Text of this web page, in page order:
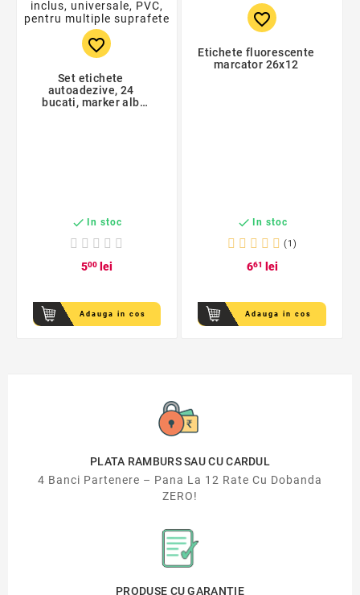
favorite_border
Set etichete
autoadezive, 24
bucati, marker alb
 In stoc
500lei
Adauga in cos
favorite_border
Etichete fluorescente
marcator 26x12
 In stoc
(1)
661 lei
Adauga in cos
PLATA RAMBURS SAU CU CARDUL
4 Banci Partenere – Pana La 12 Rate Cu Dobanda
ZERO!
PRODUSE CU GARANTIE